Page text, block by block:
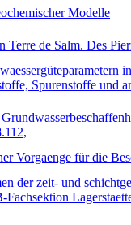
Modelle
Terre de Salm. Des
Spurenstoffe und
Vorgaenge für die
der zeit- und